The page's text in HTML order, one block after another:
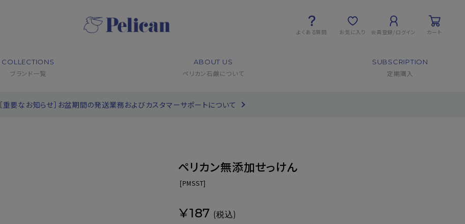
よくある質問 お気に入り 会員登録/ログイン カート
COLLECTIONS
ブランド一覧
ABOUT US
ペリカン石鹸について
SUBSCRIPTION
定期購入
［重要なお知らせ］お盆期間の発送業務およびカスタマーサポートについて
ペリカン無添加せっけん
[PMSST]
¥187 (税込)